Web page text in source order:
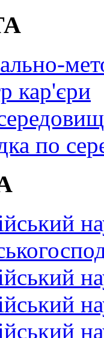
кар'єри
по